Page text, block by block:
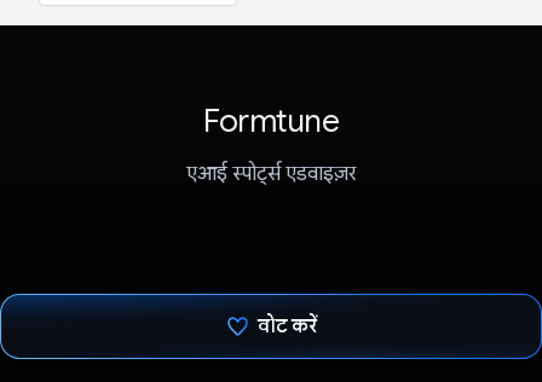
Formtune
एआई स्पोर्ट्स एडवाइज़र
वोट करें